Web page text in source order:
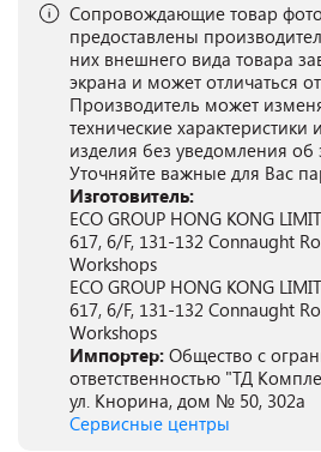
Сопровождающие товар
предоставлены
них внешнего вида товара
экрана и может отличаться
Производитель может
технические
изделия без уведомления об
Уточняйте важные для Вас
Изготовитель:
ECO GROUP HONG KONG
617, 6/F, 131-132 Connaught
Workshops
ECO GROUP HONG KONG
617, 6/F, 131-132 Connaught
Workshops
Импортер: Общество с
ответственностью "ТД
ул. Кнорина, дом № 50, 302а
Сервисные центры